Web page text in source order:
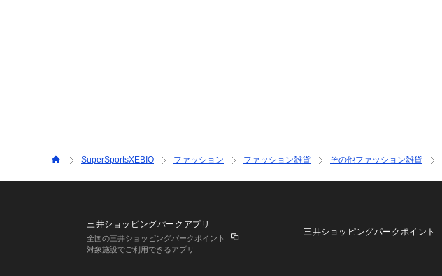
SuperSportsXEBIO ファッション ファッション雑貨 その他ファッション雑貨
三井ショッピングパークアプリ
全国の三井ショッピングパークポイント
対象施設でご利用できるアプリ
三井ショッピングパークポイント